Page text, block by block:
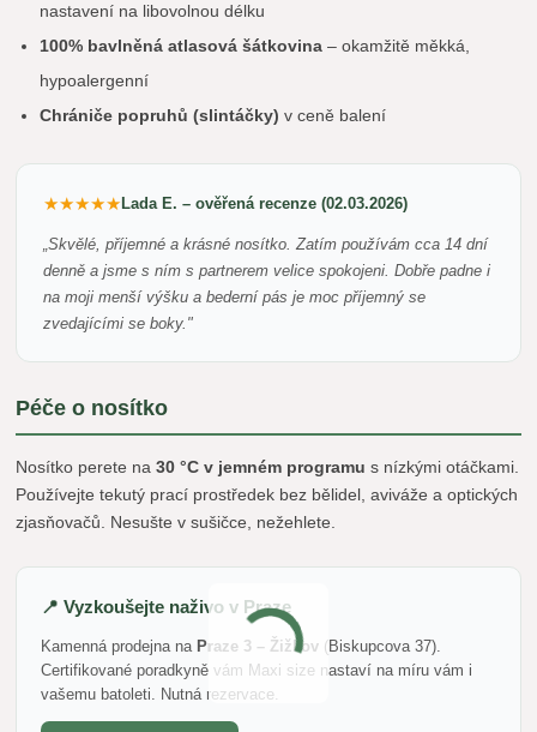
nastavení na libovolnou délku
100% bavlněná atlasová šátkovina – okamžitě měkká,
hypoalergenní
Chrániče popruhů (slintáčky) v ceně balení
★★★★★Lada E. – ověřená recenze (02.03.2026)
„Skvělé, příjemné a krásné nosítko. Zatím používám cca 14 dní
denně a jsme s ním s partnerem velice spokojeni. Dobře padne i
na moji menší výšku a bederní pás je moc příjemný se
zvedajícími se boky."
Péče o nosítko
Nosítko perete na30 °C v jemném programu s nízkými otáčkami.
Používejte tekutý prací prostředek bez bělidel, aviváže a optických
zjasňovačů. Nesušte v sušičce, nežehlete.
📍 Vyzkoušejte naživo v Praze
Kamenná prodejna na Praze 3 – Žižkov (Biskupcova 37).
Certifikované poradkyně vám Maxi size nastaví na míru vám i
vašemu batoleti. Nutná rezervace.